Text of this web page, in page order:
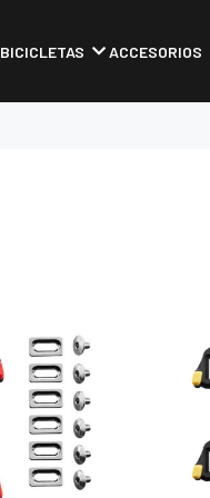
BICICLETAS ACCESORIOS